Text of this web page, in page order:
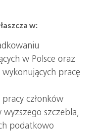
w:
w Polsce oraz
pracę
członków
szczebla,
podatkowo